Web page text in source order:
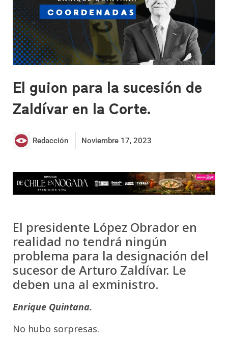
El guion para la sucesión de
Zaldívar en la Corte.
Redacción Noviembre 17, 2023
El presidente López Obrador en
realidad no tendrá ningún
problema para la designación del
sucesor de Arturo Zaldívar. Le
deben una al exministro.
Enrique Quintana.
No hubo sorpresas.